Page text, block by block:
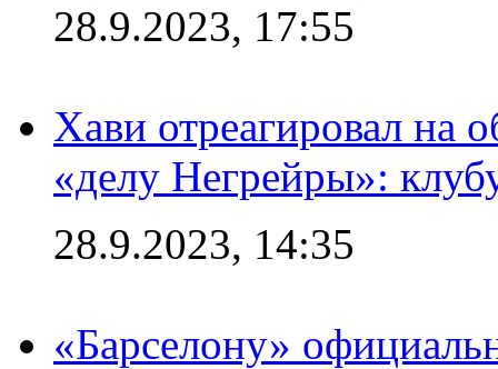
28.9.2023, 17:55
Хави отреагировал на
«делу Негрейры»:
28.9.2023, 14:35
«Барселону»